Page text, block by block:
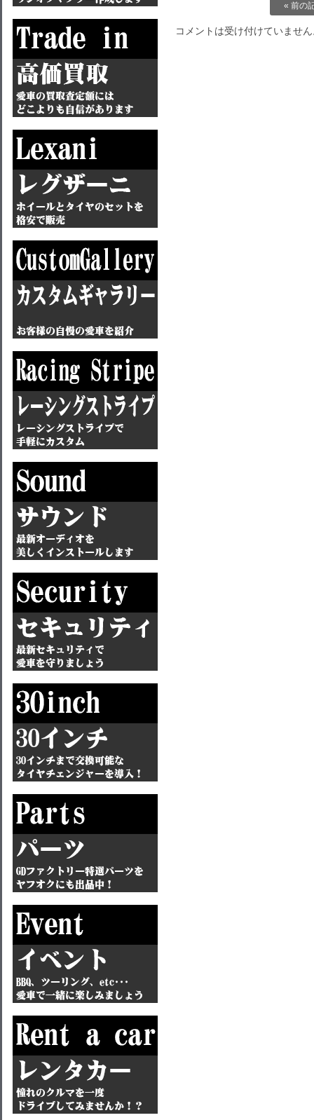
« 前の
コメントは受け付けていませ